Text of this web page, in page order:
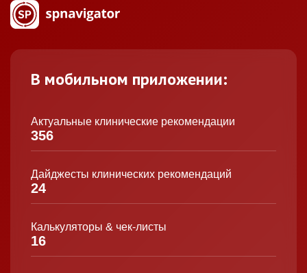
В мобильном приложении:
Актуальные клинические рекомендации
356
Дайджесты клинических рекомендаций
24
Калькуляторы & чек-листы
16